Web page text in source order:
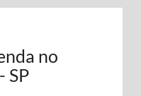
no
SP